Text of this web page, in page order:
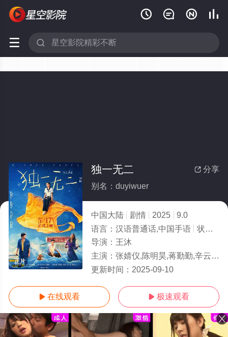
   
 
正片
 分享
独一无二
别名：duyiwuer
中国大陆 剧情 2025
9.0
语言： 汉语普通话,中国手语 状态：
导演： 王沐
主演： 张婧仪,陈明昊,蒋勤勤,辛云来,章宇,白客,陈昊森,欧阳娜娜,黄建新,张郁梓,董浩,易立竞,张百乔
更新时间： 2025-09-10
 在线观看  极速观看